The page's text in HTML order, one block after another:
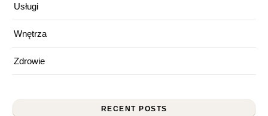
Usługi
Wnętrza
Zdrowie
RECENT POSTS